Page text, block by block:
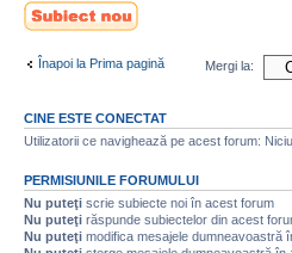
Scrie un subiect
nou
Înapoi la Prima pagină Mergi la:
CINE ESTE CONECTAT
Utilizatorii ce navighează pe acest forum:
PERMISIUNILE FORUMULUI
Nu puteţi scrie subiecte noi în acest forum
Nu puteţi răspunde subiectelor din acest
Nu puteţi modifica mesajele dumneavoastră